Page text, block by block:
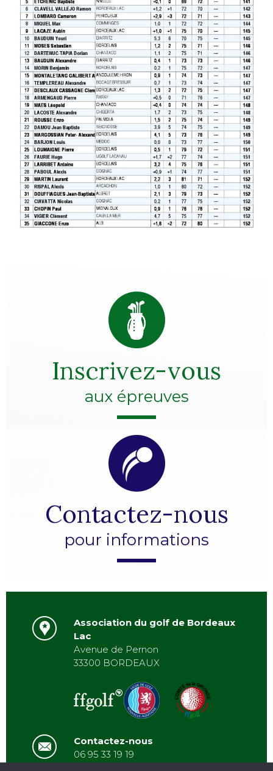
Inscrivez-vous
aux épreuves
Contactez-nous
pour informations
Association du golf de Bordeaux
Lac
Avenue de Pernon
33300 BORDEAUX
Contactez-nous
06 95 33 19 19